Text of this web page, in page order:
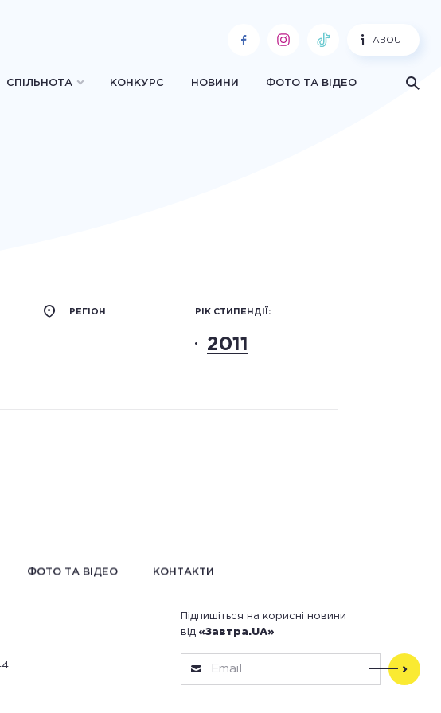
ABOUT
СПІЛЬНОТА КОНКУРС НОВИНИ ФОТО ТА ВІДЕО
РЕГІОН РІК СТИПЕНДІЇ:
2011
ФОТО ТА ВІДЕО КОНТАКТИ
Підпишіться на корисні новини
від «Завтра.UA»